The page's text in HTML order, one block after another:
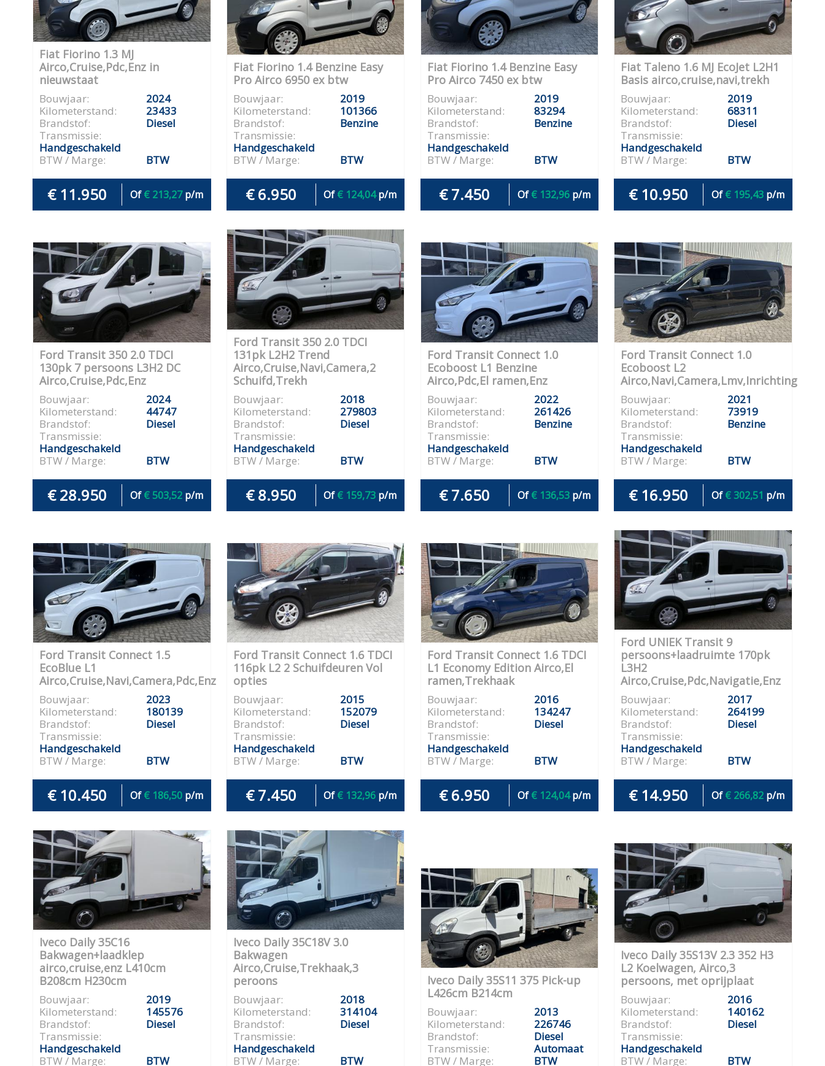
Fiat Fiorino 1.3 MJ
Airco,Cruise,Pdc,Enz in
nieuwstaat
Bouwjaar:
2024
Kilometerstand:
23433
Brandstof:
Diesel
Transmissie:
Handgeschakeld
BTW / Marge:
BTW
€ 11.950 Of€ 213,27p/m
Fiat Fiorino 1.4 Benzine Easy
Pro Airco 6950 ex btw
Bouwjaar:
2019
Kilometerstand:
101366
Brandstof:
Benzine
Transmissie:
Handgeschakeld
BTW / Marge:
BTW
€ 6.950 Of€ 124,04p/m
Fiat Fiorino 1.4 Benzine Easy
Pro Airco 7450 ex btw
Bouwjaar:
2019
Kilometerstand:
83294
Brandstof:
Benzine
Transmissie:
Handgeschakeld
BTW / Marge:
BTW
€ 7.450 Of€ 132,96 p/m
Fiat Taleno 1.6 MJ EcoJet L2H1
Basis airco,cruise,navi,trekh
Bouwjaar:
2019
Kilometerstand:
68311
Brandstof:
Diesel
Transmissie:
Handgeschakeld
BTW / Marge:
BTW
€ 10.950 Of€ 195,43 p/m
Ford Transit 350 2.0 TDCI
130pk 7 persoons L3H2 DC
Airco,Cruise,Pdc,Enz
Bouwjaar:
2024
Kilometerstand:
44747
Brandstof:
Diesel
Transmissie:
Handgeschakeld
BTW / Marge:
BTW
€ 28.950 Of€ 503,52p/m
Ford Transit 350 2.0 TDCI
131pk L2H2 Trend
Airco,Cruise,Navi,Camera,2
Schuifd,Trekh
Bouwjaar:
2018
Kilometerstand:
279803
Brandstof:
Diesel
Transmissie:
Handgeschakeld
BTW / Marge:
BTW
€ 8.950 Of€ 159,73 p/m
Ford Transit Connect 1.0
Ecoboost L1 Benzine
Airco,Pdc,El ramen,Enz
Bouwjaar:
2022
Kilometerstand:
261426
Brandstof:
Benzine
Transmissie:
Handgeschakeld
BTW / Marge:
BTW
€ 7.650 Of€ 136,53 p/m
Ford Transit Connect 1.0
Ecoboost L2
Airco,Navi,Camera,Lmv,Inrichting
Bouwjaar:
2021
Kilometerstand:
73919
Brandstof:
Benzine
Transmissie:
Handgeschakeld
BTW / Marge:
BTW
€ 16.950 Of€ 302,51 p/m
Ford Transit Connect 1.5
EcoBlue L1
Airco,Cruise,Navi,Camera,Pdc,Enz
Bouwjaar:
2023
Kilometerstand:
180139
Brandstof:
Diesel
Transmissie:
Handgeschakeld
BTW / Marge:
BTW
€ 10.450 Of€ 186,50p/m
Ford Transit Connect 1.6 TDCI
116pk L2 2 Schuifdeuren Vol
opties
Bouwjaar:
2015
Kilometerstand:
152079
Brandstof:
Diesel
Transmissie:
Handgeschakeld
BTW / Marge:
BTW
€ 7.450 Of€ 132,96 p/m
Ford Transit Connect 1.6 TDCI
L1 Economy Edition Airco,El
ramen,Trekhaak
Bouwjaar:
2016
Kilometerstand:
134247
Brandstof:
Diesel
Transmissie:
Handgeschakeld
BTW / Marge:
BTW
€ 6.950 Of€ 124,04p/m
Ford UNIEK Transit 9
persoons+laadruimte 170pk
L3H2
Airco,Cruise,Pdc,Navigatie,Enz
Bouwjaar:
2017
Kilometerstand:
264199
Brandstof:
Diesel
Transmissie:
Handgeschakeld
BTW / Marge:
BTW
€ 14.950 Of€ 266,82 p/m
Iveco Daily 35C16
Bakwagen+laadklep
airco,cruise,enz L410cm
B208cm H230cm
Bouwjaar:
2019
Kilometerstand:
145576
Brandstof:
Diesel
Transmissie:
Handgeschakeld
BTW / Marge:
BTW
Iveco Daily 35C18V 3.0
Bakwagen
Airco,Cruise,Trekhaak,3
peroons
Bouwjaar:
2018
Kilometerstand:
314104
Brandstof:
Diesel
Transmissie:
Handgeschakeld
BTW / Marge:
BTW
Iveco Daily 35S11 375 Pick-up
L426cm B214cm
Bouwjaar:
2013
Kilometerstand:
226746
Brandstof:
Diesel
Transmissie:
Automaat
BTW / Marge:
BTW
Iveco Daily 35S13V 2.3 352 H3
L2 Koelwagen, Airco,3
persoons, met oprijplaat
Bouwjaar:
2016
Kilometerstand:
140162
Brandstof:
Diesel
Transmissie:
Handgeschakeld
BTW / Marge:
BTW